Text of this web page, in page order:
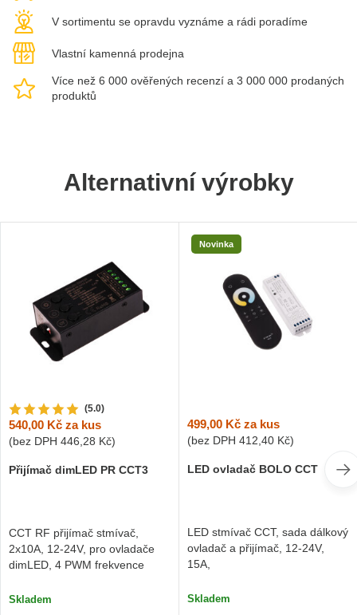
V sortimentu se opravdu vyznáme a rádi poradíme
Vlastní kamenná prodejna
Více než 6 000 ověřených recenzí a 3 000 000 prodaných
produktů
Alternativní výrobky
(5.0)
540,00 Kč za kus
(bez DPH 446,28 Kč)
Přijímač dimLED PR CCT3
CCT RF přijímač stmívač,
2x10A, 12-24V, pro ovladače
dimLED, 4 PWM frekvence
Skladem
Novinka
499,00 Kč za kus
(bez DPH 412,40 Kč)
LED ovladač BOLO CCT
LED stmívač CCT, sada dálkový
ovladač a přijímač, 12-24V,
15A,
Skladem